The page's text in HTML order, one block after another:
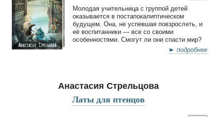
Молодая учительница с группой детей
оказывается в постапокалиптическом
будущем. Она, не успевшая повзрослеть, и
её воспитанники — все со своими
особенностями. Смогут ли они спасти мир?
► подробнее
Анастасия Стрельцова
Латы для птенцов